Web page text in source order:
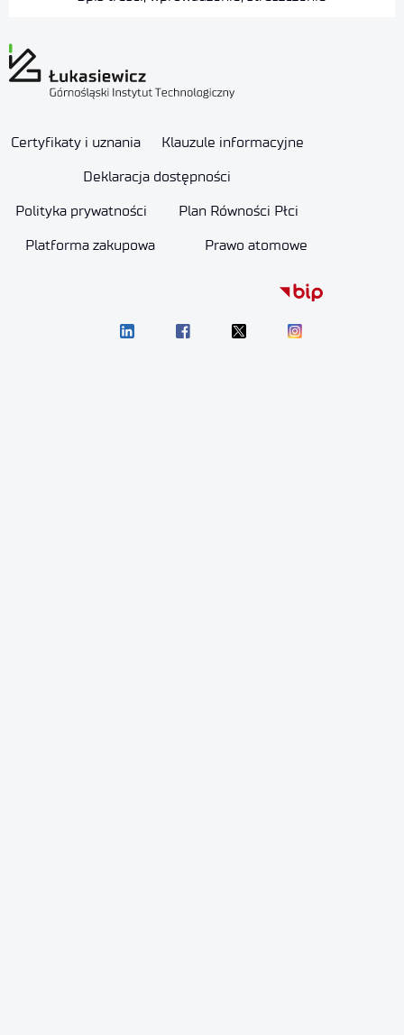
Certyfikaty i uznania
Klauzule informacyjne
Deklaracja dostępności
Polityka prywatności
Plan Równości Płci
Platforma zakupowa
Prawo atomowe